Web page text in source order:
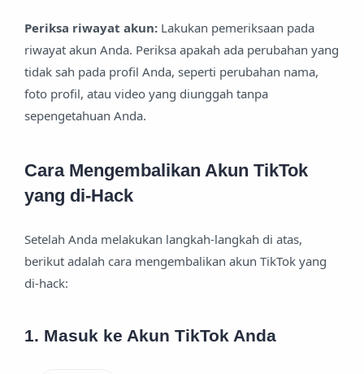
Periksa riwayat akun: Lakukan pemeriksaan pada
riwayat akun Anda. Periksa apakah ada perubahan yang
tidak sah pada profil Anda, seperti perubahan nama,
foto profil, atau video yang diunggah tanpa
sepengetahuan Anda.
Cara Mengembalikan Akun TikTok
yang di-Hack
Setelah Anda melakukan langkah-langkah di atas,
berikut adalah cara mengembalikan akun TikTok yang
di-hack:
1. Masuk ke Akun TikTok Anda